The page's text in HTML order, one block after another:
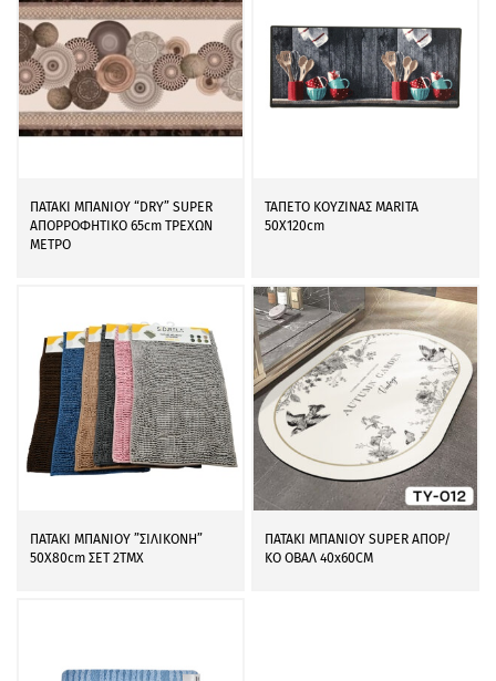
ΠΑΤΑΚΙ ΜΠΑΝΙΟΥ “DRY” SUPER
ΑΠΟΡΡΟΦΗΤΙΚΟ 65cm ΤΡΕΧΩΝ
ΜΕΤΡΟ
ΤΑΠΕΤΟ ΚΟΥΖΙΝΑΣ MARITA
50X120cm
ΠΑΤΑΚΙ ΜΠΑΝΙΟΥ ”ΣΙΛΙΚΟΝΗ”
50Χ80cm ΣΕΤ 2ΤΜΧ
ΠΑΤΑΚΙ ΜΠΑΝΙΟΥ SUPER ΑΠΟΡ/
ΚΟ ΟΒΑΛ 40x60CM